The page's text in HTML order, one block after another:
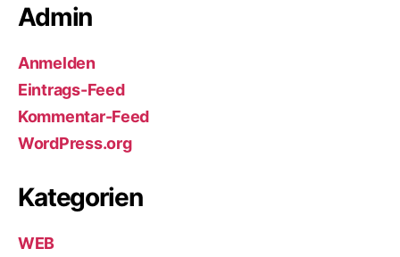
Admin
Anmelden
Eintrags-Feed
Kommentar-Feed
WordPress.org
Kategorien
WEB